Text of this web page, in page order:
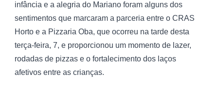
infância e a alegria do Mariano foram alguns dos
sentimentos que marcaram a parceria entre o CRAS
Horto e a Pizzaria Oba, que ocorreu na tarde desta
terça-feira, 7, e proporcionou um momento de lazer,
rodadas de pizzas e o fortalecimento dos laços
afetivos entre as crianças.